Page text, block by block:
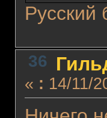
36
« : 14/11/